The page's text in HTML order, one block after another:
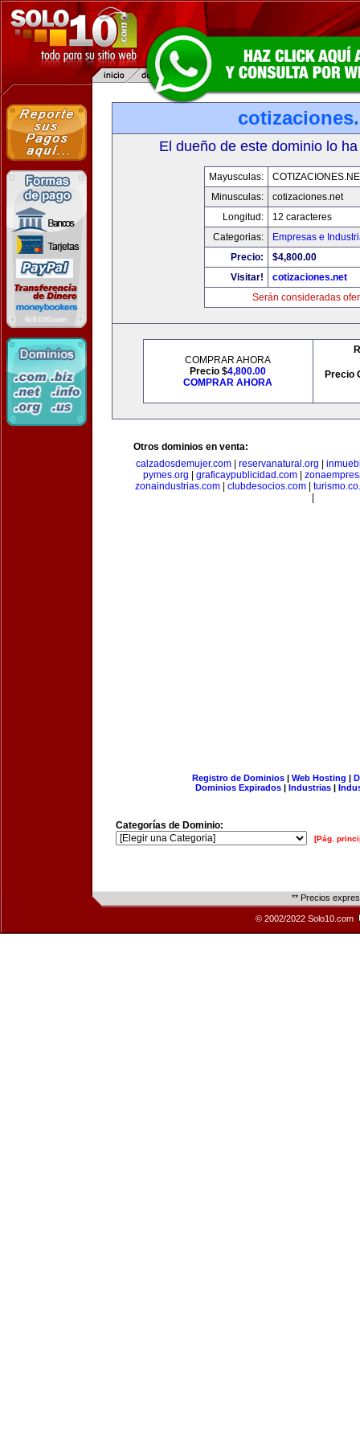
El dueño de este dominio lo
Mayusculas:
Minusculas:
cotizaciones.net
Longitud:
12 caracteres
Categorias:
Empresas e
Precio:
$4,800.00
Visitar!
cotizaciones.net
Serán consideradas
COMPRAR AHORA
Precio $4,800.00
COMPRAR AHORA
Precio
Otros dominios en venta:
calzadosdemujer.com
reservanatural.org
pymes.org
graficaypublicidad.com
zonaindustrias.com| clubdesocios.com|
Registro de Dominios| Web Hosting |
Dominios Expirados | Industrias |
Categorías de Dominio:
[Pág.
** Precios
© 2002/2022 Solo10.com